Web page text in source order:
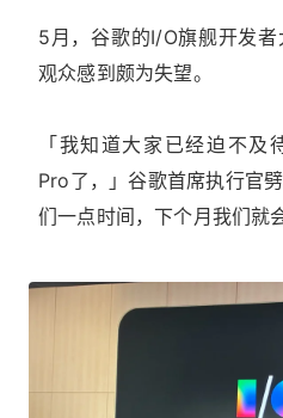
5月，谷歌的I/O旗舰开发
观众感到颇为失望。
「我知道大家已经迫不
Pro了，」谷歌首席执行官
们一点时间，下个月我们就